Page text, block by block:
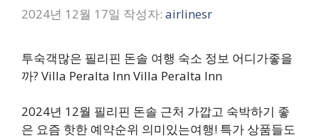
2024년 12월 17일 작성자: airlinesr
투숙객많은 필리핀 돈솔 여행 숙소 정보 어디가좋을
까? Villa Peralta Inn Villa Peralta Inn
2024년 12월 필리핀 돈솔 근처 가깝고 숙박하기 좋
은 요즘 핫한 예약순위 의미있는여행! 특가 상품들도